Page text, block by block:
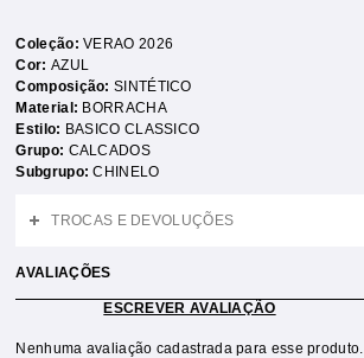
Coleção:VERAO 2026
Cor: AZUL
Composição:SINTÉTICO
Material: BORRACHA
Estilo: BASICO CLASSICO
Grupo: CALCADOS
Subgrupo:CHINELO
TROCAS E DEVOLUÇÕES
AVALIAÇÕES
ESCREVER AVALIAÇÃO
Nenhuma avaliação cadastrada para esse produto.